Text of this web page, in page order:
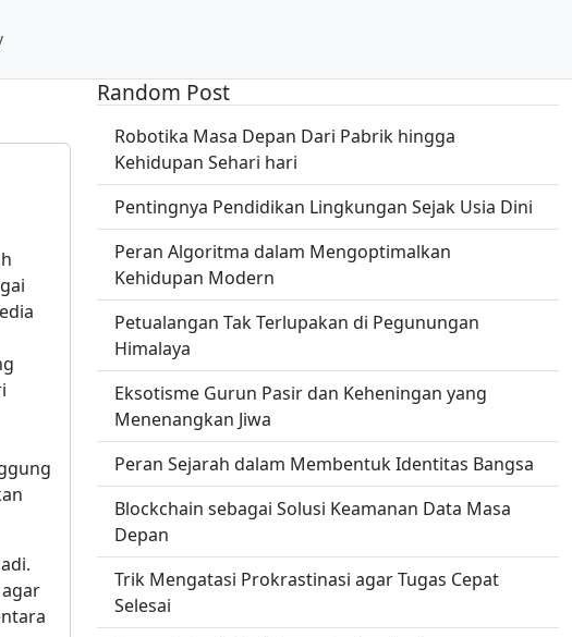
Random Post
Robotika Masa Depan Dari Pabrik hingga
Kehidupan Sehari hari
Pentingnya Pendidikan Lingkungan Sejak Usia Dini
Peran Algoritma dalam Mengoptimalkan
Kehidupan Modern
Petualangan Tak Terlupakan di Pegunungan
Himalaya
Eksotisme Gurun Pasir dan Keheningan yang
Menenangkan Jiwa
Peran Sejarah dalam Membentuk Identitas Bangsa
Blockchain sebagai Solusi Keamanan Data Masa
Depan
Trik Mengatasi Prokrastinasi agar Tugas Cepat
Selesai